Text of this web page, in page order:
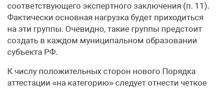
соответствующего экспертного заключения (п. 11).
Фактически основная нагрузка будет приходиться
на эти группы. Очевидно, такие группы предстоит
создать в каждом муниципальном образовании
субъекта РФ.
К числу положительных сторон нового Порядка
аттестации «на категорию» следует отнести четкое